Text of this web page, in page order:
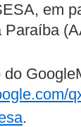
em
.